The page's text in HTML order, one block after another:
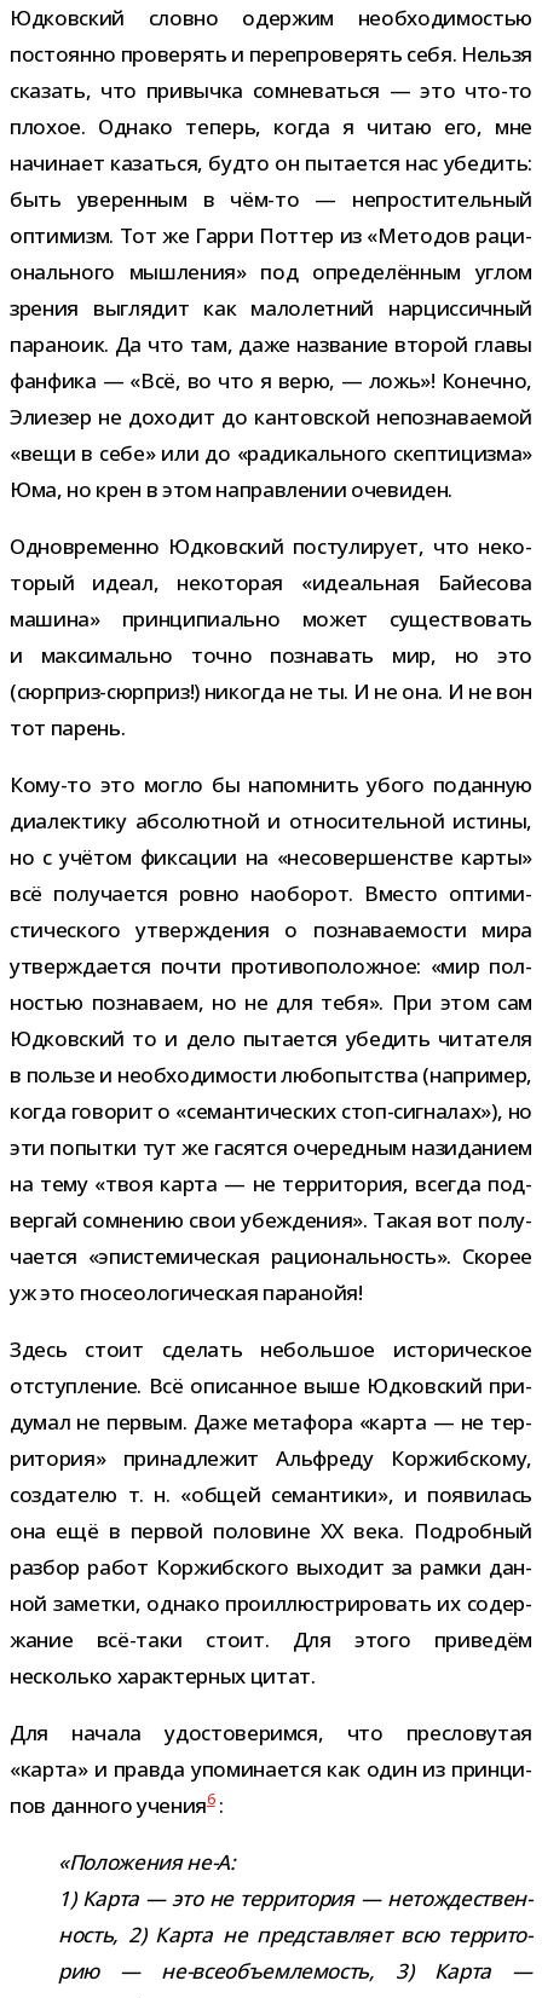
Юдковский словно одер­жим необ­хо­ди­мо­стью
посто­янно про­ве­рять и пере­про­ве­рять себя. Нельзя
ска­зать, что при­вычка сомне­ваться — это что-​то
пло­хое. Однако теперь, когда я читаю его, мне
начи­нает казаться, будто он пыта­ется нас убе­дить:
быть уве­рен­ным в чём-​то — непро­сти­тель­ный
опти­мизм. Тот же Гарри Поттер из «Методов раци­
о­наль­ного мыш­ле­ния» под опре­де­лён­ным углом
зре­ния выгля­дит как мало­лет­ний нар­цис­сич­ный
пара­ноик. Да что там, даже назва­ние вто­рой главы
фан­фика — «Всё, во что я верю, — ложь»! Конечно,
Элиезер не дохо­дит до кан­тов­ской непо­зна­ва­е­мой
«вещи в себе» или до «ради­каль­ного скеп­ти­цизма»
Юма, но крен в этом направ­ле­нии очевиден.
Одновременно Юдковский посту­ли­рует, что неко­
то­рый идеал, неко­то­рая «иде­аль­ная Байесова
машина» прин­ци­пи­ально может суще­ство­вать
и мак­си­мально точно позна­вать мир, но это
(сюрприз-​сюрприз!) нико­гда не ты. И не она. И не вон
тот парень.
Кому-​то это могло бы напом­нить убого подан­ную
диа­лек­тику абсо­лют­ной и отно­си­тель­ной истины,
но с учё­том фик­са­ции на «несо­вер­шен­стве карты»
всё полу­ча­ется ровно наобо­рот. Вместо опти­ми­
сти­че­ского утвер­жде­ния о позна­ва­е­мо­сти мира
утвер­жда­ется почти про­ти­во­по­лож­ное: «мир пол­
но­стью позна­ваем, но не для тебя». При этом сам
Юдковский то и дело пыта­ется убе­дить чита­теля
в пользе и необ­хо­ди­мо­сти любо­пыт­ства (напри­мер,
когда гово­рит о «семан­ти­че­ских стоп-​сигналах»), но
эти попытки тут же гасятся оче­ред­ным нази­да­нием
на тему «твоя карта — не тер­ри­то­рия, все­гда под­
вер­гай сомне­нию свои убеж­де­ния». Такая вот полу­
ча­ется «эпи­сте­ми­че­ская раци­о­наль­ность». Скорее
уж это гно­сео­ло­ги­че­ская паранойя!
Здесь стоит сде­лать неболь­шое исто­ри­че­ское
отступ­ле­ние. Всё опи­сан­ное выше Юдковский при­
ду­мал не пер­вым. Даже мета­фора «карта — не тер­
ри­то­рия» при­над­ле­жит Альфреду Коржибскому,
созда­телю т. н. «общей семан­тики», и появи­лась
она ещё в пер­вой поло­вине ХХ века. Подробный
раз­бор работ Коржибского выхо­дит за рамки дан­
ной заметки, однако про­ил­лю­стри­ро­вать их содер­
жа­ние всё-​таки стоит. Для этого при­ве­дём
несколько харак­тер­ных цитат.
Для начала удо­сто­ве­римся, что пре­сло­ву­тая
«карта» и правда упо­ми­на­ется как один из прин­ци­
пов дан­ного уче­ния6:
«Положения не-​А:
1) Карта — это не тер­ри­то­рия — нетож­де­ствен­
ность, 2) Карта не пред­став­ляет всю тер­ри­то­
рию — не-​всеобъемлемость, 3) Карта —